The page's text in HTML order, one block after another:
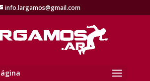
info.largamos@gmail.com